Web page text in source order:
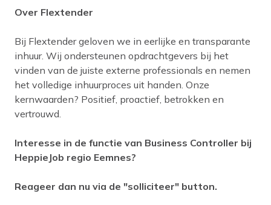
Over Flextender
Bij Flextender geloven we in eerlijke en transparante
inhuur. Wij ondersteunen opdrachtgevers bij het
vinden van de juiste externe professionals en nemen
het volledige inhuurproces uit handen. Onze
kernwaarden? Positief, proactief, betrokken en
vertrouwd.
Interesse in de functie van Business Controller bij
HeppieJob regio Eemnes?
Reageer dan nu via de "solliciteer" button.